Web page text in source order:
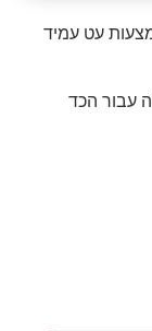
עט עמיד
עבור הכד